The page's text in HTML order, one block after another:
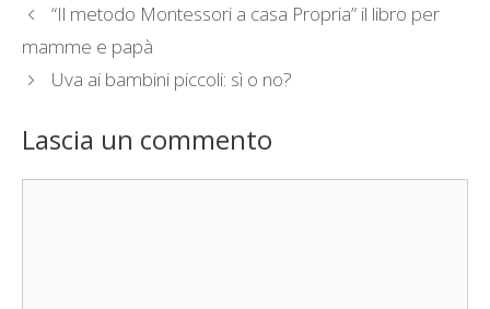
“Il metodo Montessori a casa Propria” il libro per
mamme e papà
Uva ai bambini piccoli: sì o no?
Lascia un commento